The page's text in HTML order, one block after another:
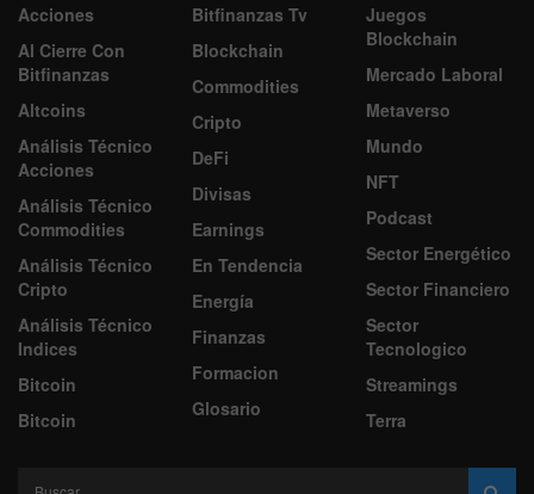
Acciones
Al Cierre Con
Bitfinanzas
Altcoins
Análisis Técnico
Acciones
Análisis Técnico
Commodities
Análisis Técnico
Cripto
Análisis Técnico
Indices
Bitcoin
Bitcoin
Bitfinanzas Tv
Blockchain
Commodities
Cripto
DeFi
Divisas
Earnings
En Tendencia
Energía
Finanzas
Formacion
Glosario
Juegos
Blockchain
Mercado Laboral
Metaverso
Mundo
NFT
Podcast
Sector Energético
Sector Financiero
Sector
Tecnologico
Streamings
Terra